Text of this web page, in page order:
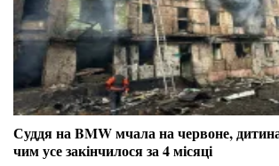
Суддя на BMW мчала на червоне,
чим усе закінчилося за 4 місяці